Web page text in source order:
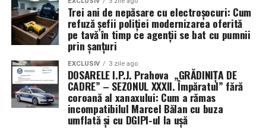
Trei ani de nepăsare cu electroșocuri: Cum
refuză șefii poliției modernizarea oferită
pe tavă în timp ce agenții se bat cu pumnii
prin șanțuri
EXCLUSIV 3 zile ago
DOSARELE I.P.J. Prahova „GRĂDINIȚA DE
CADRE” – SEZONUL XXXII. Împăratul” fără
coroană al xanaxului: Cum a rămas
incompatibilul Marcel Bălan cu buza
umflată și cu DGIPI-ul la ușă